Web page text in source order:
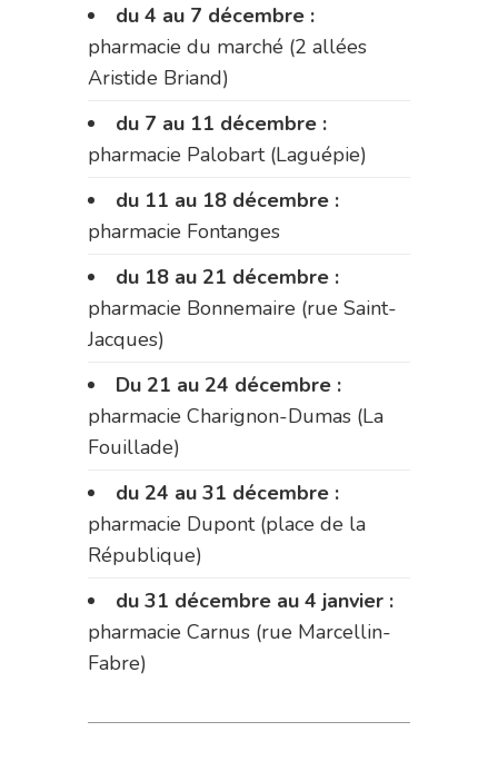
du 4 au 7 décembre :
pharmacie du marché (2 allées
Aristide Briand)
du 7 au 11 décembre :
pharmacie Palobart (Laguépie)
du 11 au 18 décembre :
pharmacie Fontanges
du 18 au 21 décembre :
pharmacie Bonnemaire (rue Saint-
Jacques)
Du 21 au 24 décembre :
pharmacie Charignon-Dumas (La
Fouillade)
du 24 au 31 décembre :
pharmacie Dupont (place de la
République)
du 31 décembre au 4 janvier :
pharmacie Carnus (rue Marcellin-
Fabre)